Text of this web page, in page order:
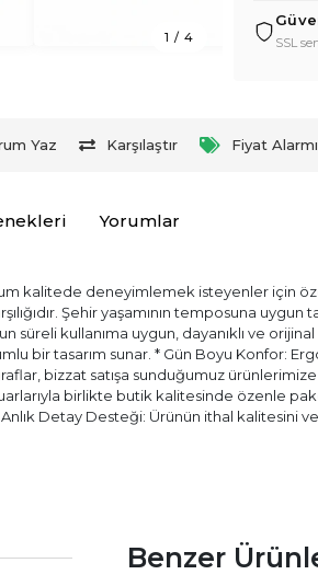
1 / 4 SSL
Yaz Karşılaştır Fiyat Alarmı
Yorumlar
kalitede deneyimlemek isteyenler için
Şehir yaşamının temposuna
süreli kullanıma uygun, dayanıklı ve
bir tasarım sunar. * Gün Boyu Konfor:
bizzat satışa sunduğumuz
birlikte butik kalitesinde özenle
Detay Desteği: Ürünün ithal kalitesini
Benzer